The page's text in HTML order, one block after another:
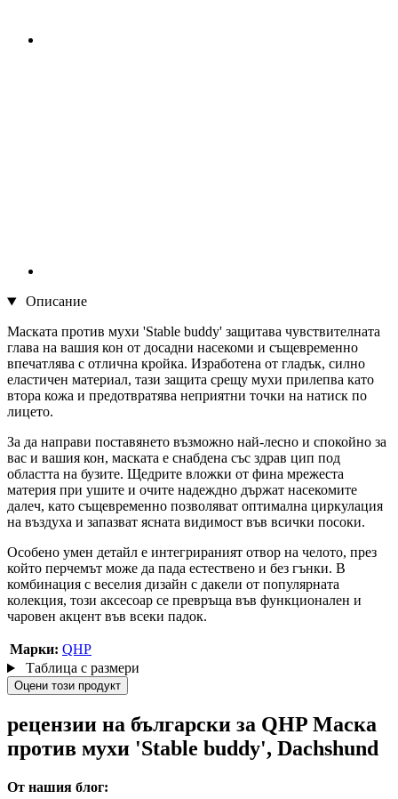
Описание
Маската против мухи 'Stable buddy' защитава чувствителната
глава на вашия кон от досадни насекоми и същевременно
впечатлява с отлична кройка. Изработена от гладък, силно
еластичен материал, тази защита срещу мухи прилепва като
втора кожа и предотвратява неприятни точки на натиск по
лицето.
За да направи поставянето възможно най-лесно и спокойно за
вас и вашия кон, маската е снабдена със здрав цип под
областта на бузите. Щедрите вложки от фина мрежеста
материя при ушите и очите надеждно държат насекомите
далеч, като същевременно позволяват оптимална циркулация
на въздуха и запазват ясната видимост във всички посоки.
Особено умен детайл е интегрираният отвор на челото, през
който перчемът може да пада естествено и без гънки. В
комбинация с веселия дизайн с дакели от популярната
колекция, този аксесоар се превръща във функционален и
чаровен акцент във всеки падок.
Марки: QHP
Таблица с размери
Оцени този продукт
рецензии на български за QHP Маска
против мухи 'Stable buddy', Dachshund
От нашия блог: